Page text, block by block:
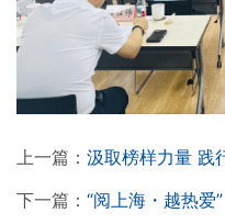
上一篇： 汲取榜样力量 践行为民初心 ——上海
下一篇： “阅上海・越热爱” 行走红色